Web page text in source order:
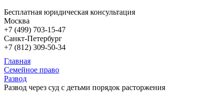
Бесплатная юридическая консультация
Москва
+7 (499) 703-15-47
Санкт-Петербург
+7 (812) 309-50-34
Главная
Семейное право
Развод
Развод через суд с детьми порядок расторжения